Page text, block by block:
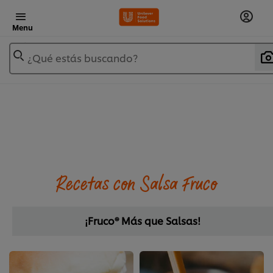
Menu
¿Qué estás buscando?
Recetas con Salsa Fruco
¡Fruco® Más que Salsas!